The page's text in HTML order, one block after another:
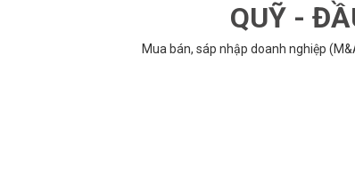
QUỸ -
Mua bán, sáp nhập doanh nghiệp